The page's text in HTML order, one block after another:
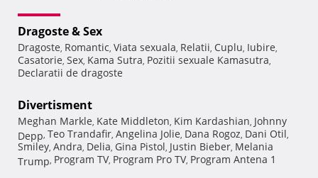
Dragoste & Sex
Dragoste, Romantic, Viata sexuala, Relatii, Cuplu, Iubire,
Casatorie, Sex, Kama Sutra, Pozitii sexuale Kamasutra,
Declaratii de dragoste
Divertisment
Meghan Markle, Kate Middleton, Kim Kardashian, Johnny
Depp, Teo Trandafir, Angelina Jolie, Dana Rogoz, Dani Otil,
Smiley, Andra, Delia, Gina Pistol, Justin Bieber, Melania
Trump, Program TV, Program Pro TV, Program Antena 1